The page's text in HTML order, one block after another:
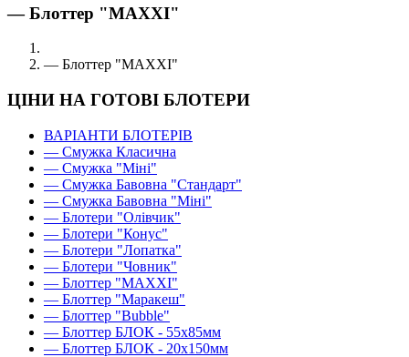
— Блоттер "MAXXI"
— Блоттер "MAXXI"
ЦІНИ НА ГОТОВІ БЛОТЕРИ
ВАРІАНТИ БЛОТЕРІВ
— Смужка Класична
— Смужка "Міні"
— Смужка Бавовна "Стандарт"
— Смужка Бавовна "Міні"
— Блотери "Олівчик"
— Блотери "Конус"
— Блотери "Лопатка"
— Блотери "Човник"
— Блоттер "MAXXI"
— Блоттер "Маракеш"
— Блоттер "Bubble"
— Блоттер БЛОК - 55х85мм
— Блоттер БЛОК - 20х150мм